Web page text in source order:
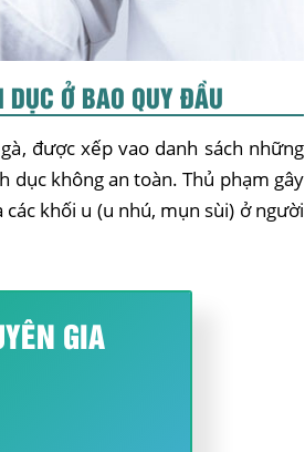
Ở BAO QUY ĐẦU
, được xếp vao danh sách những
dục không an toàn. Thủ phạm gây
khối u (u nhú, mụn sùi) ở người
GIA